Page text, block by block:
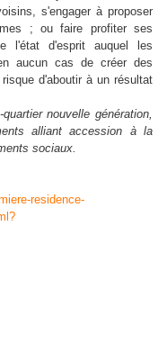
s'engager à proposer
; ou faire profiter ses
l'état d'esprit auquel les
aucun cas de créer des
d'aboutir à un résultat
nouvelle génération,
alliant accession à la
sociaux.
residence-